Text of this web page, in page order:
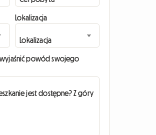
Lokalizacja
powód swojego